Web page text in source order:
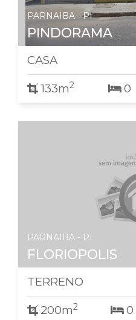
PARNAIBA - PI
PINDORAMA
CASA
133m2 0
PARNAIBA - PI
FLORIOPOLIS
TERRENO
200m2 0